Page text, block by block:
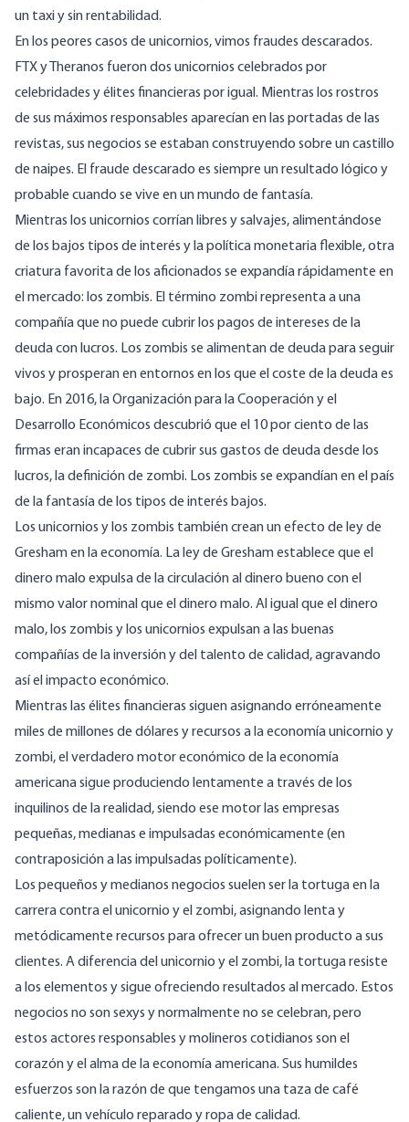
un taxi y sin rentabilidad.
En los peores casos de unicornios, vimos fraudes descarados.
FTX y Theranos fueron dos unicornios celebrados por
celebridades y élites financieras por igual. Mientras los rostros
de sus máximos responsables aparecían en las portadas de las
revistas, sus negocios se estaban construyendo sobre un castillo
de naipes. El fraude descarado es siempre un resultado lógico y
probable cuando se vive en un mundo de fantasía.
Mientras los unicornios corrían libres y salvajes, alimentándose
de los bajos tipos de interés y la política monetaria flexible, otra
criatura favorita de los aficionados se expandía rápidamente en
el mercado: los zombis. El término zombi representa a una
compañía que no puede cubrir los pagos de intereses de la
deuda con lucros. Los zombis se alimentan de deuda para seguir
vivos y prosperan en entornos en los que el coste de la deuda es
bajo. En 2016, la Organización para la Cooperación y el
Desarrollo Económicos descubrió que el 10 por ciento de las
firmas eran incapaces de cubrir sus gastos de deuda desde los
lucros, la definición de zombi. Los zombis se expandían en el país
de la fantasía de los tipos de interés bajos.
Los unicornios y los zombis también crean un efecto de ley de
Gresham en la economía. La ley de Gresham establece que el
dinero malo expulsa de la circulación al dinero bueno con el
mismo valor nominal que el dinero malo. Al igual que el dinero
malo, los zombis y los unicornios expulsan a las buenas
compañías de la inversión y del talento de calidad, agravando
así el impacto económico.
Mientras las élites financieras siguen asignando erróneamente
miles de millones de dólares y recursos a la economía unicornio y
zombi, el verdadero motor económico de la economía
americana sigue produciendo lentamente a través de los
inquilinos de la realidad, siendo ese motor las empresas
pequeñas, medianas e impulsadas económicamente (en
contraposición a las impulsadas políticamente).
Los pequeños y medianos negocios suelen ser la tortuga en la
carrera contra el unicornio y el zombi, asignando lenta y
metódicamente recursos para ofrecer un buen producto a sus
clientes. A diferencia del unicornio y el zombi, la tortuga resiste
a los elementos y sigue ofreciendo resultados al mercado. Estos
negocios no son sexys y normalmente no se celebran, pero
estos actores responsables y molineros cotidianos son el
corazón y el alma de la economía americana. Sus humildes
esfuerzos son la razón de que tengamos una taza de café
caliente, un vehículo reparado y ropa de calidad.